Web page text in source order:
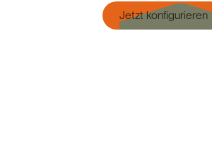
Jetzt konfigurieren